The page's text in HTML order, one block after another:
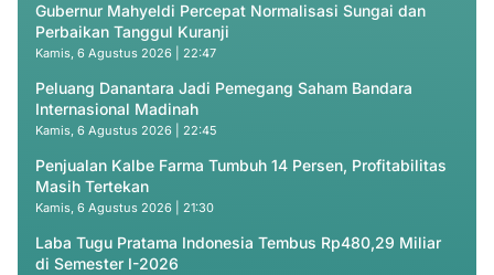
Gubernur Mahyeldi Percepat Normalisasi Sungai dan
Perbaikan Tanggul Kuranji
Kamis, 6 Agustus 2026 | 22:47
Peluang Danantara Jadi Pemegang Saham Bandara
Internasional Madinah
Kamis, 6 Agustus 2026 | 22:45
Penjualan Kalbe Farma Tumbuh 14 Persen, Profitabilitas
Masih Tertekan
Kamis, 6 Agustus 2026 | 21:30
Laba Tugu Pratama Indonesia Tembus Rp480,29 Miliar
di Semester I-2026